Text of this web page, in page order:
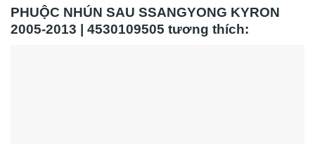
PHUỘC NHÚN SAU SSANGYONG KYRON
2005-2013 | 4530109505 tương thích: